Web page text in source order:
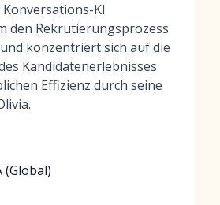
KI
den Rekrutierungsprozess
konzentriert sich auf die
Kandidatenerlebnisses
Effizienz durch seine
(Global)